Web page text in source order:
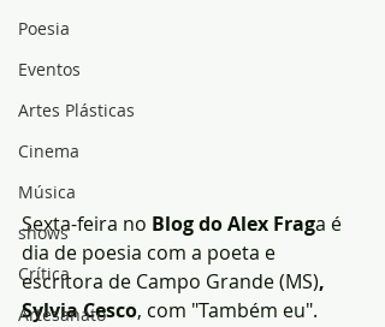
Poesia
Eventos
Artes Plásticas
Cinema
Música
shows
Crítica
Artesanato
Sexta-feira no Blog do Alex Fraga é
dia de poesia com a poeta e
escritora de Campo Grande (MS),
Sylvia Cesco, com "Também eu".